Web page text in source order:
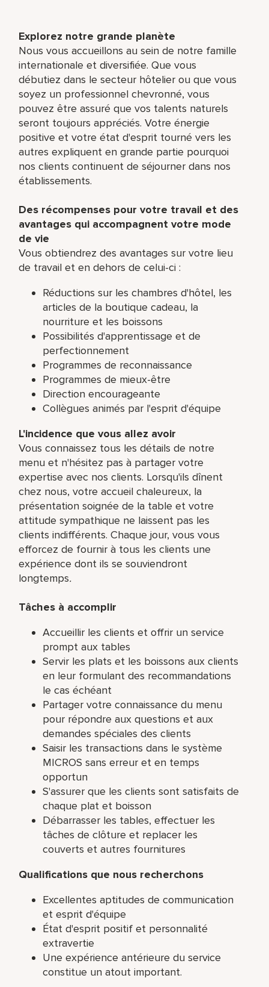
Explorez notre grande planète
Nous vous accueillons au sein de notre famille
internationale et diversifiée. Que vous
débutiez dans le secteur hôtelier ou que vous
soyez un professionnel chevronné, vous
pouvez être assuré que vos talents naturels
seront toujours appréciés. Votre énergie
positive et votre état d'esprit tourné vers les
autres expliquent en grande partie pourquoi
nos clients continuent de séjourner dans nos
établissements.
Des récompenses pour votre travail et des
avantages qui accompagnent votre mode
de vie
Vous obtiendrez des avantages sur votre lieu
de travail et en dehors de celui-ci :
Réductions sur les chambres d'hôtel, les
articles de la boutique cadeau, la
nourriture et les boissons
Possibilités d'apprentissage et de
perfectionnement
Programmes de reconnaissance
Programmes de mieux-être
Direction encourageante
Collègues animés par l'esprit d'équipe
L'incidence que vous allez avoir
Vous connaissez tous les détails de notre
menu et n'hésitez pas à partager votre
expertise avec nos clients. Lorsqu'ils dînent
chez nous, votre accueil chaleureux, la
présentation soignée de la table et votre
attitude sympathique ne laissent pas les
clients indifférents. Chaque jour, vous vous
efforcez de fournir à tous les clients une
expérience dont ils se souviendront
longtemps.
Tâches à accomplir
Accueillir les clients et offrir un service
prompt aux tables
Servir les plats et les boissons aux clients
en leur formulant des recommandations
le cas échéant
Partager votre connaissance du menu
pour répondre aux questions et aux
demandes spéciales des clients
Saisir les transactions dans le système
MICROS sans erreur et en temps
opportun
S'assurer que les clients sont satisfaits de
chaque plat et boisson
Débarrasser les tables, effectuer les
tâches de clôture et replacer les
couverts et autres fournitures
Qualifications que nous recherchons
Excellentes aptitudes de communication
et esprit d'équipe
État d'esprit positif et personnalité
extravertie
Une expérience antérieure du service
constitue un atout important.